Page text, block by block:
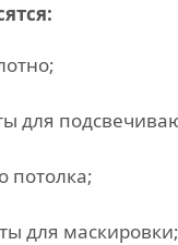
для
потолка;
для маскировки;